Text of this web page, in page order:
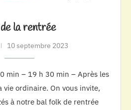
la rentrée
10 septembre 2023
min – 19 h 30 min – Après les
vie ordinaire. On vous invite,
à notre bal folk de rentrée